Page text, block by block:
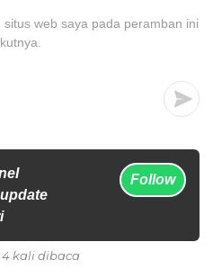
web saya pada peramban ini
Follow
kali dibaca